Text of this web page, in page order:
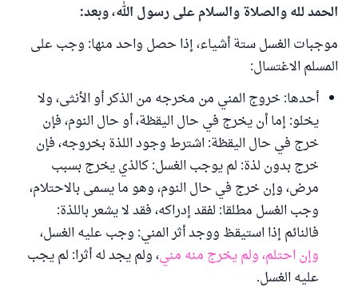
الحمد لله والصلاة والسلام على رسول الله، وبعد:
موجبات الغسل ستة أشياء، إذا حصل واحد منها: وجب على
المسلم الاغتسال:
أحدها: خروج المني من مخرجه من الذكر أو الأنثى، ولا
يخلو: إما أن يخرج في حال اليقظة، أو حال النوم، فإن
خرج في حال اليقظة: اشترط وجود اللذة بخروجه، فإن
خرج بدون لذة: لم يوجب الغسل: كالذي يخرج بسبب
مرض، وإن خرج في حال النوم، وهو ما يسمى بالاحتلام،
وجب الغسل مطلقا: لفقد إدراكه، فقد لا يشعر باللذة:
فالنائم إذا استيقظ ووجد أثر المني: وجب عليه الغسل،
وإن احتلم، ولم يخرج منه مني، ولم يجد له أثرا: لم يجب
عليه الغسل.